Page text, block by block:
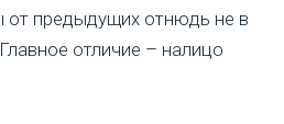
от предыдущих отнюдь не в
отличие – налицо